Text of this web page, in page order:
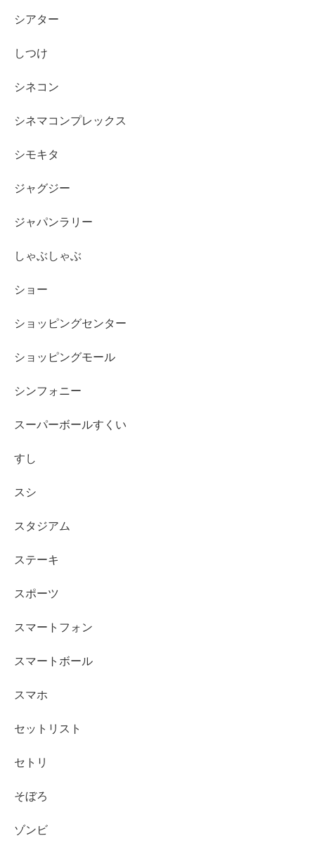
シアター
しつけ
シネコン
シネマコンプレックス
シモキタ
ジャグジー
ジャパンラリー
しゃぶしゃぶ
ショー
ショッピングセンター
ショッピングモール
シンフォニー
スーパーボールすくい
すし
スシ
スタジアム
ステーキ
スポーツ
スマートフォン
スマートボール
スマホ
セットリスト
セトリ
そぼろ
ゾンビ